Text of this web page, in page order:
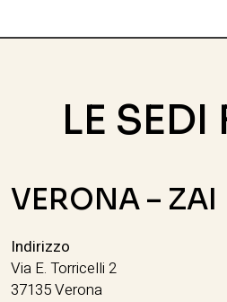
LE SEDI
VERONA – ZAI
Indirizzo
Via E. Torricelli 2
37135 Verona